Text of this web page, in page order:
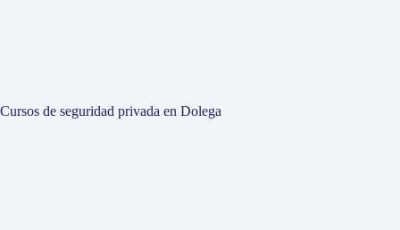
Cursos de seguridad privada en Dolega